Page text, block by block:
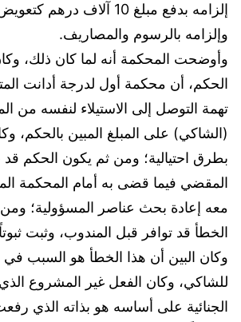
إلزامه بدفع مبلغ 10 آلاف
وإلزامه بالرسوم والمصاريف.
وأوضحت المحكمة أنه لما كان ذلك،
الحكم، أن محكمة أول لدرجة أدانت
تهمة التوصل إلى الاستيلاء لنفسه من
(الشاكي) على المبلغ المبين بالحكم،
بطرق احتيالية؛ ومن ثم يكون الحكم قد
المقضي فيما قضى به أمام المحكمة
معه إعادة بحث عناصر المسؤولية؛
الخطأ قد توافر قبل المندوب، وثبت
وكان البين أن هذا الخطأ هو السبب
للشاكي، وكان الفعل غير المشروع
الجنائية على أساسه هو بذاته الذي